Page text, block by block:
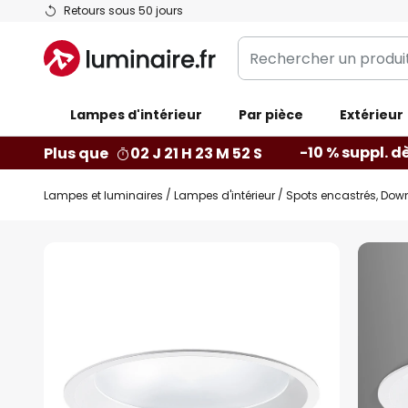
Retours sous 50 jours
Allez
contenu
Rechercher
un
catégorie...
Lampes d'intérieur Par pièce Extérieur
Plus que 02 J 21 H 23 M 51 S -10 % suppl.
Lampes et luminaires Lampes d'intérieur Spots encastrés,
images